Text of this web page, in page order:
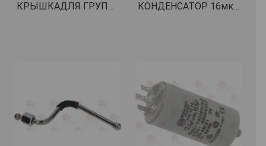
КРЫШКАДЛЯ ГРУППЫ ПОДАЧЫ КОД: 1349416 КОНДЕНСАТОР 16мкФ 450В 50/60Гц КОД: 3068024